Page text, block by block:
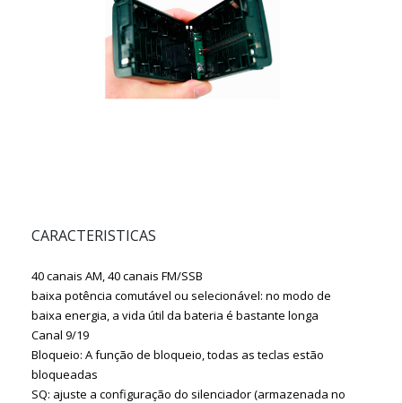
CARACTERISTICAS
40 canais AM, 40 canais FM/SSB
baixa potência comutável ou selecionável: no modo de
baixa energia, a vida útil da bateria é bastante longa
Canal 9/19
Bloqueio: A função de bloqueio, todas as teclas estão
bloqueadas
SQ: ajuste a configuração do silenciador (armazenada no